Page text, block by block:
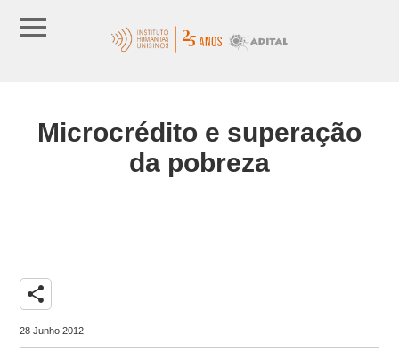
Microcrédito e superação
da pobreza
share
28 Junho 2012